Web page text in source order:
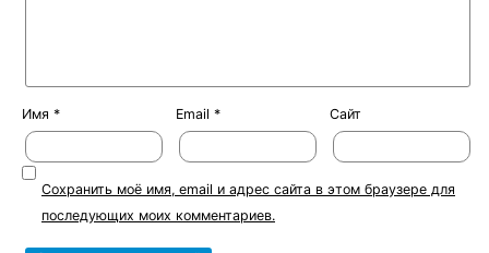
Имя * Email * Сайт
Сохранить моё имя, email и адрес сайта в этом браузере для
последующих моих комментариев.